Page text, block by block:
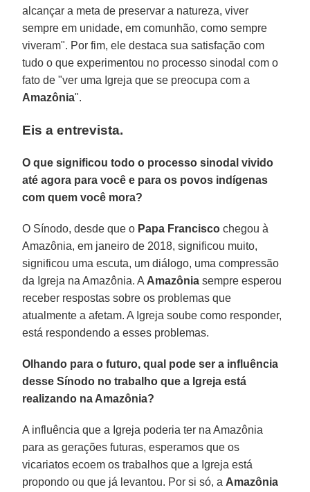
alcançar a meta de preservar a natureza, viver
sempre em unidade, em comunhão, como sempre
viveram". Por fim, ele destaca sua satisfação com
tudo o que experimentou no processo sinodal com o
fato de "ver uma Igreja que se preocupa com a
Amazônia".
Eis a entrevista.
O que significou todo o processo sinodal vivido
até agora para você e para os povos indígenas
com quem você mora?
O Sínodo, desde que o Papa Francisco chegou à
Amazônia, em janeiro de 2018, significou muito,
significou uma escuta, um diálogo, uma compressão
da Igreja na Amazônia. A Amazônia sempre esperou
receber respostas sobre os problemas que
atualmente a afetam. A Igreja soube como responder,
está respondendo a esses problemas.
Olhando para o futuro, qual pode ser a influência
desse Sínodo no trabalho que a Igreja está
realizando na Amazônia?
A influência que a Igreja poderia ter na Amazônia
para as gerações futuras, esperamos que os
vicariatos ecoem os trabalhos que a Igreja está
propondo ou que já levantou. Por si só, a Amazônia